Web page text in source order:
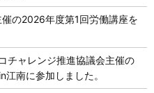
催の2026年度第1回労働講座を
チャレンジ推進協議会主催の
南に参加しました。